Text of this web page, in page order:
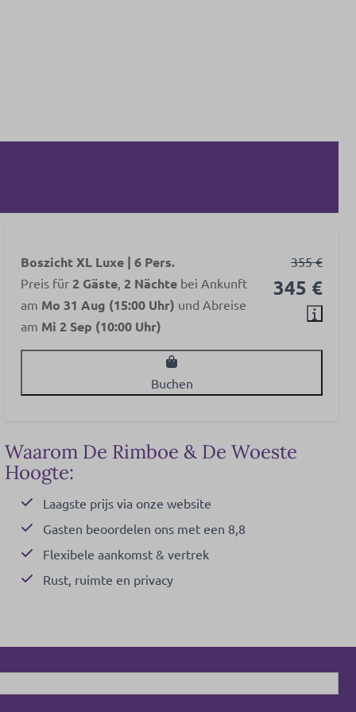
355 €
345 €
Boszicht XL Luxe | 6 Pers.
Preis für 2 Gäste 2 Nächte bei Ankunft
am Mo 31 Aug (15:00 Uhr) und Abreise
am Mi 2 Sep (10:00 Uhr)
Buchen
Waarom De Rimboe & De Woeste
Hoogte:
Laagste prijs via onze website
Gasten beoordelen ons met een 8,8
Flexibele aankomst & vertrek
Rust, ruimte en privacy